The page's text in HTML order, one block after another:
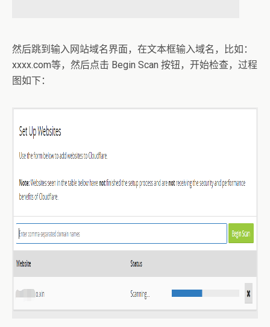
然后跳到输入网站域名界面，在文本框输入域名，比如：
xxxx.com等，然后点击 Begin Scan 按钮，开始检查，过程
图如下：